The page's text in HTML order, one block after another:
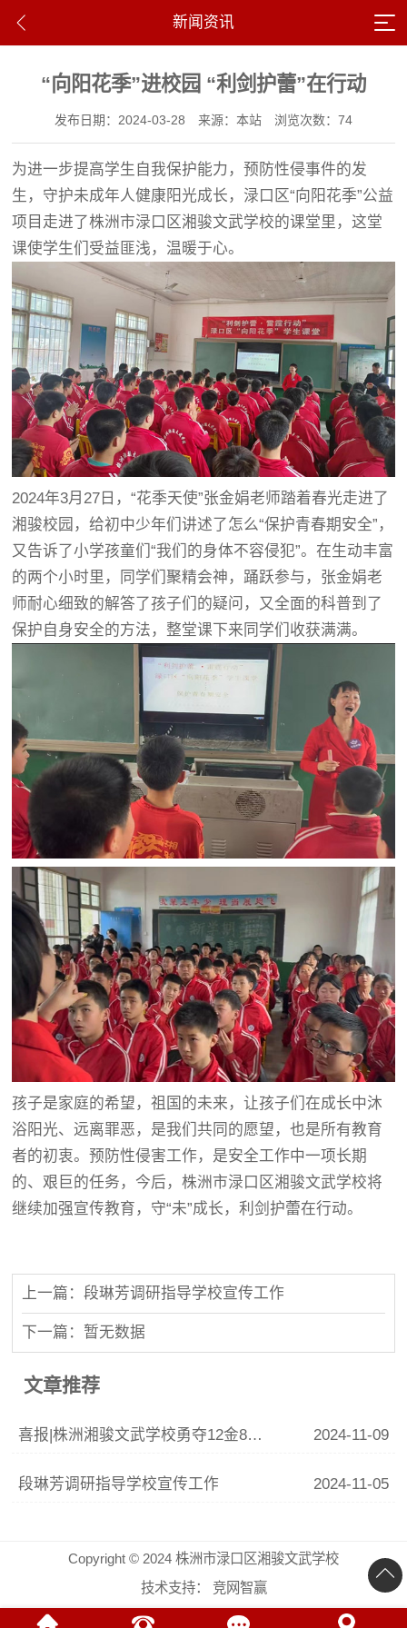
新闻资讯
“向阳花季”进校园 “利剑护蕾”在行动
发布日期：2024-03-28 来源：本站 浏览次数：74
为进一步提高学生自我保护能力，预防性侵事件的发
生，守护未成年人健康阳光成长，渌口区“向阳花季”公益
项目走进了株洲市渌口区湘骏文武学校的课堂里，这堂
课使学生们受益匪浅，温暖于心。
2024年3月27日，“花季天使”张金娟老师踏着春光走进了
湘骏校园，给初中少年们讲述了怎么“保护青春期安全”，
又告诉了小学孩童们“我们的身体不容侵犯”。在生动丰富
的两个小时里，同学们聚精会神，踊跃参与，张金娟老
师耐心细致的解答了孩子们的疑问，又全面的科普到了
保护自身安全的方法，整堂课下来同学们收获满满。
孩子是家庭的希望，祖国的未来，让孩子们在成长中沐
浴阳光、远离罪恶，是我们共同的愿望，也是所有教育
者的初衷。预防性侵害工作，是安全工作中一项长期
的、艰巨的任务，今后，株洲市渌口区湘骏文武学校将
继续加强宣传教育，守“未”成长，利剑护蕾在行动。
上一篇：段琳芳调研指导学校宣传工作
下一篇：暂无数据
文章推荐
喜报|株洲湘骏文武学校勇夺12金8银6铜！荣获2个第一！ 2024-11-09
段琳芳调研指导学校宣传工作 2024-11-05
Copyright © 2024 株洲市渌口区湘骏文武学校
技术支持：
竞网智赢